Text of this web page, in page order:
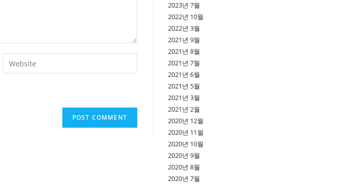
Enter
your
2023년 7월
2022년 10월
2022년 3월
2021년 9월
2021년 8월
2021년 7월
2021년 6월
2021년 5월
2021년 3월
2021년 2월
2020년 12월
2020년 11월
2020년 10월
2020년 9월
2020년 8월
2020년 7월